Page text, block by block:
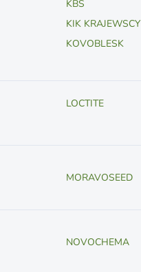
KBS
KIK KRAJEWSCY
KOVOBLESK
LOCTITE
MORAVOSEED
NOVOCHEMA